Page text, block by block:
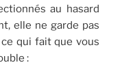
au hasard
elle ne garde pas
qui fait que vous
: